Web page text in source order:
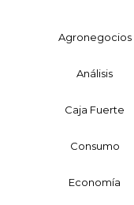
Agronegocios
Análisis
Caja Fuerte
Consumo
Economía